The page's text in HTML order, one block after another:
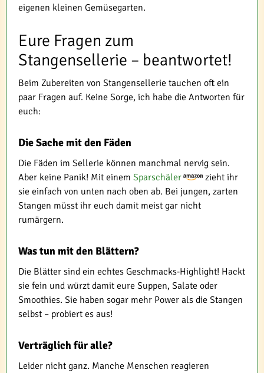
eigenen kleinen Gemüsegarten.
Eure Fragen zum
Stangensellerie – beantwortet!
Beim Zubereiten von Stangensellerie tauchen oft ein
paar Fragen auf. Keine Sorge, ich habe die Antworten für
euch:
Die Sache mit den Fäden
Die Fäden im Sellerie können manchmal nervig sein.
Aber keine Panik! Mit einem Sparschäler
zieht ihr
sie einfach von unten nach oben ab. Bei jungen, zarten
Stangen müsst ihr euch damit meist gar nicht
rumärgern.
Was tun mit den Blättern?
Die Blätter sind ein echtes Geschmacks-Highlight! Hackt
sie fein und würzt damit eure Suppen, Salate oder
Smoothies. Sie haben sogar mehr Power als die Stangen
selbst – probiert es aus!
Verträglich für alle?
Leider nicht ganz. Manche Menschen reagieren